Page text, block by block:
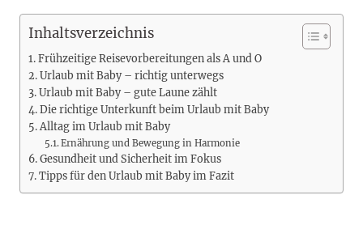
Inhaltsverzeichnis
Frühzeitige Reisevorbereitungen als A und O
Urlaub mit Baby – richtig unterwegs
Urlaub mit Baby – gute Laune zählt
Die richtige Unterkunft beim Urlaub mit Baby
Alltag im Urlaub mit Baby
Ernährung und Bewegung in Harmonie
Gesundheit und Sicherheit im Fokus
Tipps für den Urlaub mit Baby im Fazit